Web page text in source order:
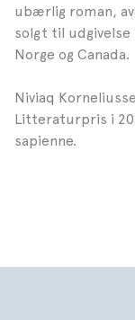
ubærlig roman,
solgt til udgivelse
Norge og Canada.
Niviaq
Litteraturpris i
sapienne.